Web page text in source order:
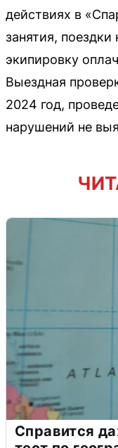
действиях в
занятия,
экипировку
Выездная
2024 год,
нарушений не
Справится